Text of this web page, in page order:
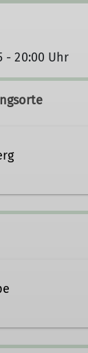
- 20:00 Uhr
Straße 63
– und